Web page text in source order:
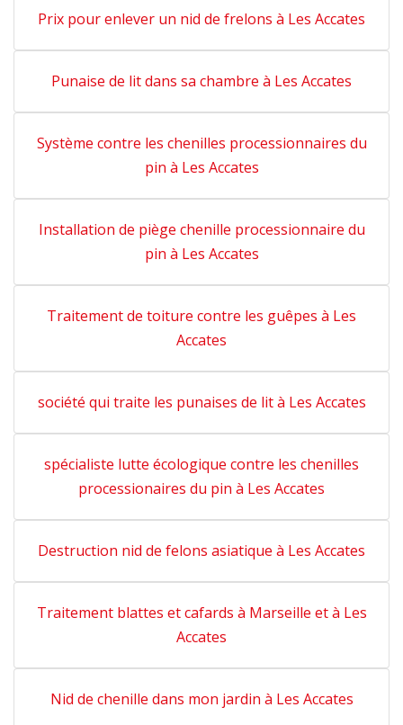
Prix pour enlever un nid de frelons à Les Accates
Punaise de lit dans sa chambre à Les Accates
Système contre les chenilles processionnaires du
pin à Les Accates
Installation de piège chenille processionnaire du
pin à Les Accates
Traitement de toiture contre les guêpes à Les
Accates
société qui traite les punaises de lit à Les Accates
spécialiste lutte écologique contre les chenilles
processionaires du pin à Les Accates
Destruction nid de felons asiatique à Les Accates
Traitement blattes et cafards à Marseille et à Les
Accates
Nid de chenille dans mon jardin à Les Accates